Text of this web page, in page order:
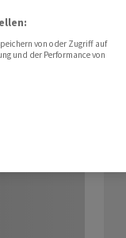
von oder Zugriff auf
und der Performance von